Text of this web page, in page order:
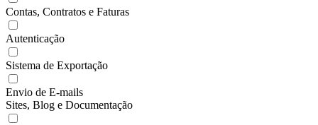
Contas, Contratos e Faturas
Autenticação
Sistema de Exportação
Envio de E-mails
Sites, Blog e Documentação